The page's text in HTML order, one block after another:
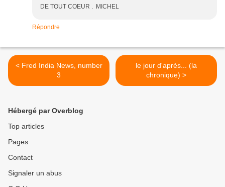
DE TOUT COEUR . MICHEL
Répondre
< Fred India News, number
3
le jour d'après... (la
chronique) >
Hébergé par Overblog
Top articles
Pages
Contact
Signaler un abus